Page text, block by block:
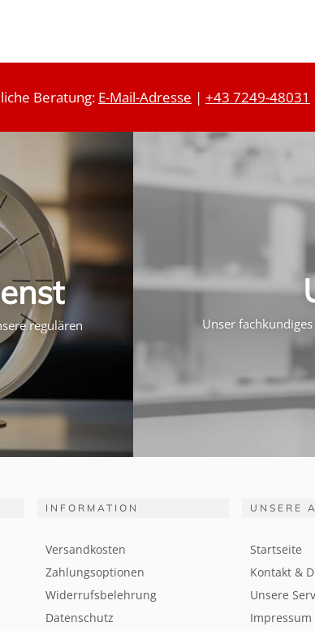
Beratung: E-Mail-Adresse | +43 7249-48031
regulären
Unser
INFORMATION
Versandkosten
Zahlungsoptionen
Widerrufsbelehrung
Datenschutz
UNSERE
Startseite
Kontakt &
Unsere
Impressum